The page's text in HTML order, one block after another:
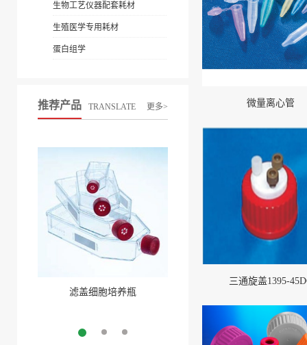
生物工艺仪器配套耗材
生殖医学专用耗材
蛋白组学
推荐产品 TRANSLATE 更多>
滤盖细胞培养瓶
More
微量离心管
三通旋盖1395-